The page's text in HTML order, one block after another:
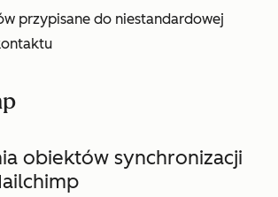
przypisane do niestandardowej
obiektów synchronizacji